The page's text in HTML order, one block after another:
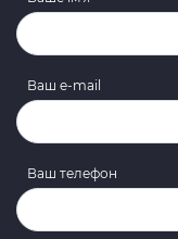
Ваш e-mail
Ваш телефон